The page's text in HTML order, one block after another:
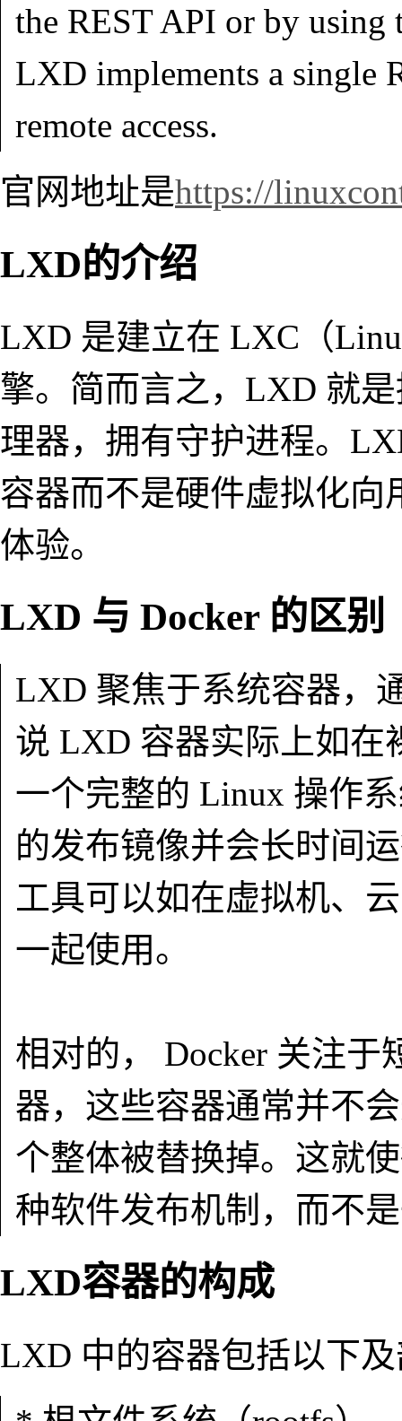
the REST API or by
LXD implements a single
remote access.
官网地址是https://
LXD的介绍
LXD 是建立在 LXC（
擎。简而言之，LXD 就
理器，拥有守护进程。
容器而不是硬件虚拟化向
体验。
LXD 与 Docker 的区别
LXD 聚焦于系统容器，
说 LXD 容器实际上如在
一个完整的 Linux 操作
的发布镜像并会长时间
工具可以如在虚拟机、
一起使用。
相对的， Docker 关注
器，这些容器通常并不
个整体被替换掉。这就
种软件发布机制，而不
LXD容器的构成
LXD 中的容器包括以下